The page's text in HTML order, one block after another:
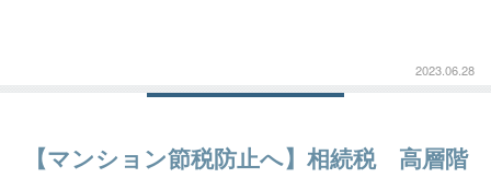
2023.06.28
【マンション節税防止へ】相続税 高層階